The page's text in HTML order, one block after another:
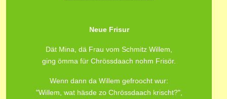
Neue Frisur
Dät Mina, dä Frau vom Schmitz Willem,
ging ömma für Chrössdaach nohm Frisör.
Wenn dann da Willem gefroocht wur:
"Willem, wat häsde zo Chrössdaach krischt?",